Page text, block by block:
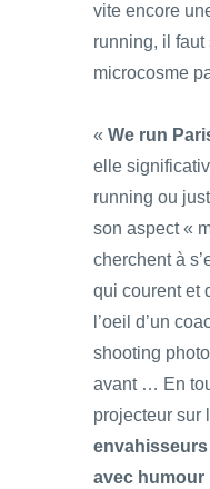
vite encore
running, il faut
microcosme
« We run
elle
running ou
son aspect «
cherchent à
qui courent et
l’oeil d’un
shooting
avant … En
projecteur sur
avec humour